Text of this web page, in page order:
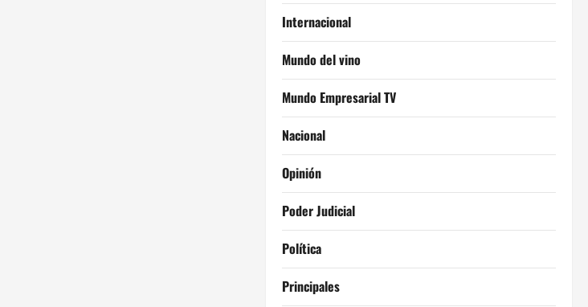
Internacional
Mundo del vino
Mundo Empresarial TV
Nacional
Opinión
Poder Judicial
Política
Principales